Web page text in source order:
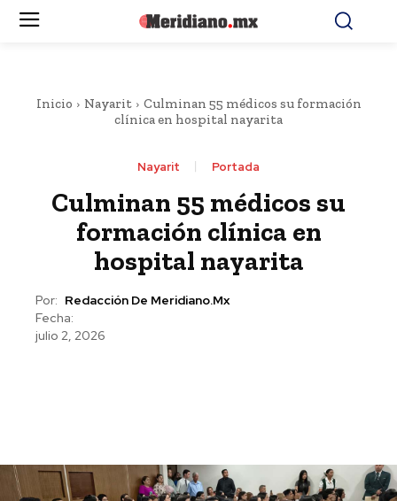
Inicio Nayarit
Culminan 55 médicos su formación
clínica en hospital nayarita
Nayarit Portada
Culminan 55 médicos su
formación clínica en
hospital nayarita
Por: Redacción De Meridiano.mx
Fecha:
julio 2, 2026